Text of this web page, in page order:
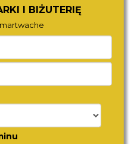
NJ0151-88W
I BIŻUTERIĘ